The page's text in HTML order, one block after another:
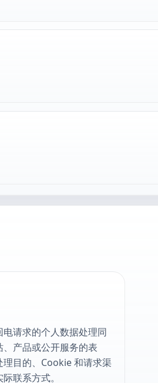
请求的个人数据处理同
产品或公开服务的表
目的、Cookie 和请求渠
联系方式。